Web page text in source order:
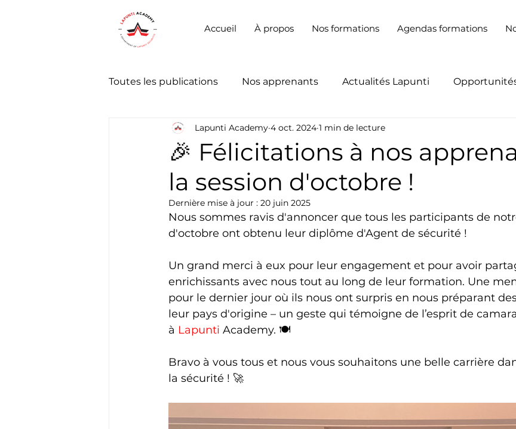
Accueil À propos Nos formations Agendas formations
Toutes les publications Nos apprenants Actualités Lapunti
🎉 Félicitations à nos
la session d'octobre !
Lapunti Academy 4 oct. 2024 1 min de lecture
Dernière mise à jour : 20 juin 2025
Nous sommes ravis d'annoncer que tous les participants de
d'octobre ont obtenu leur diplôme d'Agent de sécurité !
Un grand merci à eux pour leur engagement et pour avoir
enrichissants avec nous tout au long de leur formation. Une
pour le dernier jour où ils nous ont surpris en nous préparant
leur pays d'origine – un geste qui témoigne de l’esprit de
à Lapunti Academy. 🍽️
Bravo à vous tous et nous vous souhaitons une belle carrière
la sécurité ! 🚀